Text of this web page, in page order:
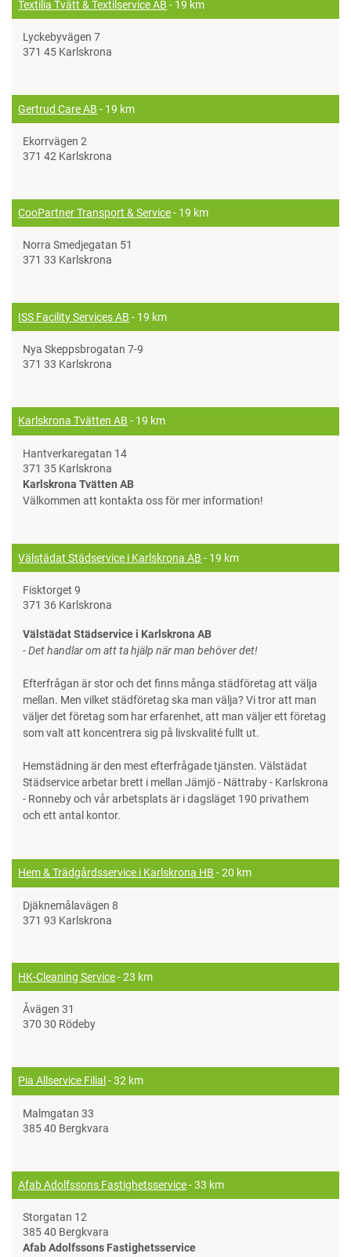
Textilia Tvätt & Textilservice AB - 19 km
Lyckebyvägen 7
371 45 Karlskrona
Gertrud Care AB - 19 km
Ekorrvägen 2
371 42 Karlskrona
CooPartner Transport & Service- 19 km
Norra Smedjegatan 51
371 33 Karlskrona
ISS Facility Services AB - 19 km
Nya Skeppsbrogatan 7-9
371 33 Karlskrona
Karlskrona Tvätten AB - 19 km
Hantverkaregatan 14
371 35 Karlskrona
Karlskrona Tvätten AB
Välkommen att kontakta oss för mer information!
Välstädat Städservice i Karlskrona AB - 19 km
Fisktorget 9
371 36 Karlskrona
Välstädat Städservice i Karlskrona AB
- Det handlar om att ta hjälp när man behöver det!
Efterfrågan är stor och det finns många städföretag att välja
mellan. Men vilket städföretag ska man välja? Vi tror att man
väljer det företag som har erfarenhet, att man väljer ett företag
som valt att koncentrera sig på livskvalité fullt ut.
Hemstädning är den mest efterfrågade tjänsten. Välstädat
Städservice arbetar brett i mellan Jämjö - Nättraby - Karlskrona
- Ronneby och vår arbetsplats är i dagsläget 190 privathem
och ett antal kontor.
Hem & Trädgårdsservice i Karlskrona HB - 20 km
Djäknemålavägen 8
371 93 Karlskrona
HK-Cleaning Service- 23 km
Åvägen 31
370 30 Rödeby
Pia Allservice Filial - 32 km
Malmgatan 33
385 40 Bergkvara
Afab Adolfssons Fastighetsservice- 33 km
Storgatan 12
385 40 Bergkvara
Afab Adolfssons Fastighetsservice